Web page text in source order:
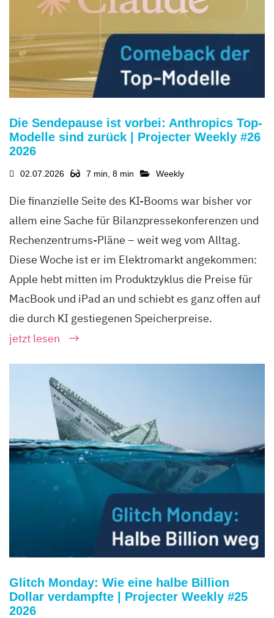
Die Sendepause ist vorbei: Anthropics Top-
Modelle sind zurück | Projecter Weekly #26
2026
02.07.2026 7 min, 8 min Weekly
Die finanzielle Seite des KI-Booms war bisher vor
allem eine Sache für Bilanzpressekonferenzen und
Rechenzentrums-Pläne – weit weg vom Alltag.
Diese Woche ist er im Elektromarkt angekommen:
Apple hebt mitten im Produktzyklus die Preise für
MacBook und iPad an und schiebt es ganz offen auf
die durch KI gestiegenen Speicherpreise.
jetzt lesen
Glitch Monday: Wie eine halbe Billion
Dollar verdampfte | Projecter Weekly #25
2026